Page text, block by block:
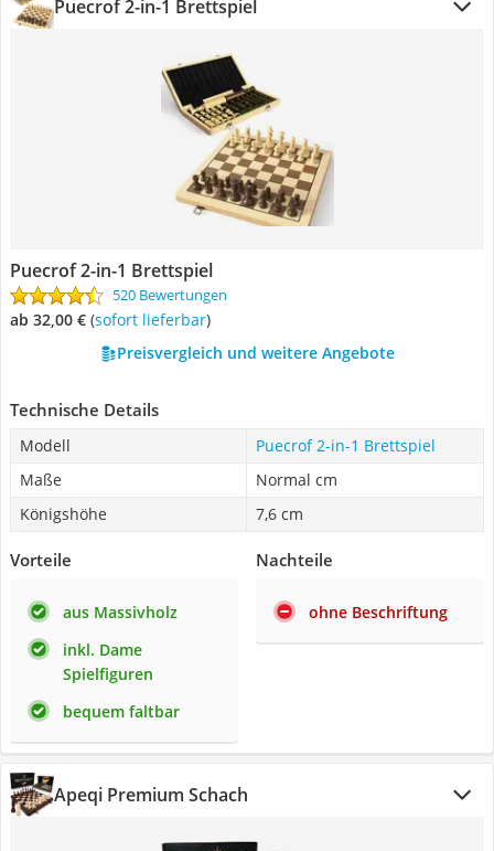
Puecrof 2-in-1 Brettspiel
Puecrof 2-in-1 Brettspiel
520 Bewertungen
ab 32,00 € ( Sofort lieferbar)
Preisvergleich und weitere Angebote
Technische Details
Modell
Puecrof 2-in-1 Brettspiel
Maße
Normal cm
Königshöhe
7,6 cm
Vorteile
aus Massivholz
inkl. Dame
Spielfiguren
bequem faltbar
Nachteile
ohne Beschriftung
Apeqi Premium Schach